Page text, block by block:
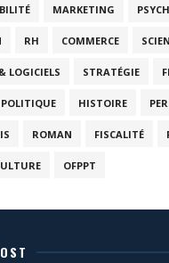
MARKETING
RH COMMERCE
LOGICIELS STRATÉGIE
POLITIQUE HISTOIRE
ROMAN FISCALITÉ
OFPPT